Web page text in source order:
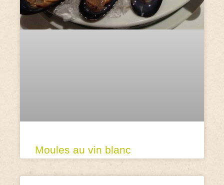
Moules au vin blanc